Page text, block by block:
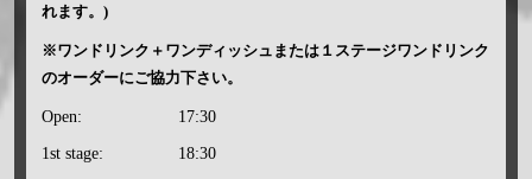
れます。)
※ワンドリンク＋ワンディッシュまたは１ステージワンドリンク
のオーダーにご協力下さい。
Open: 17:30
1st stage: 18:30